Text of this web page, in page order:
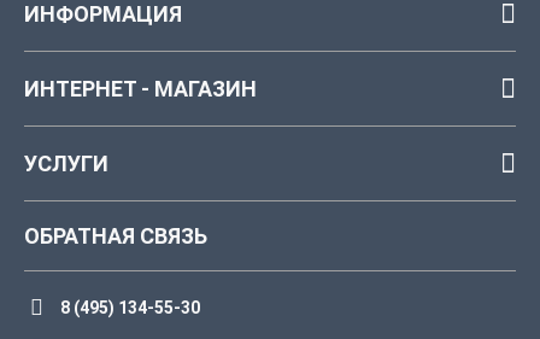
ИНФОРМАЦИЯ
ИНТЕРНЕТ - МАГАЗИН
УСЛУГИ
ОБРАТНАЯ СВЯЗЬ
8 (495) 134-55-30